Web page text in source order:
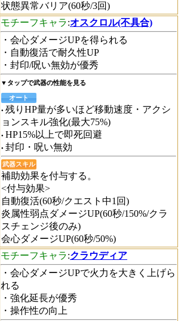
状態異常バリア(60秒/3回)
モチーフキャラ:オスクロル(不具合)
・会心ダメージUPを得られる
・自動復活で耐久性UP
・封印/呪い無効が優秀
▼タップで武器の性能を見る
オート
残りHP量が多いほど移動速度・アクシ
ョンスキル強化(最大75%)
HP15%以上で即死回避
封印・呪い無効
武器スキル
補助効果を付与する。
<付与効果>
自動復活(60秒/クエスト中1回)
炎属性弱点ダメージUP(60秒/150%/クラ
スチェンジ後のみ)
会心ダメージUP(60秒/50%)
モチーフキャラ:クラウディア
・会心ダメージUPで火力を大きく上げら
れる
・強化延長が優秀
・操作性の向上